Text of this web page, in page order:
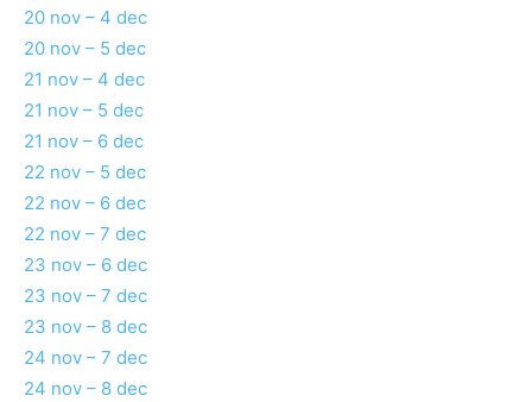
20 nov – 4 dec
20 nov – 5 dec
21 nov – 4 dec
21 nov – 5 dec
21 nov – 6 dec
22 nov – 5 dec
22 nov – 6 dec
22 nov – 7 dec
23 nov – 6 dec
23 nov – 7 dec
23 nov – 8 dec
24 nov – 7 dec
24 nov – 8 dec